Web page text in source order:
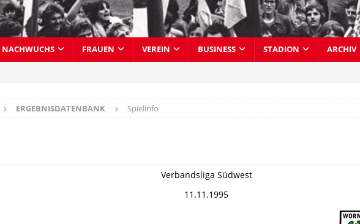
NACHWUCHS FRAUEN VEREIN BUSINESS STADION ARCHIV
ERGEBNISDATENBANK Spielinfo
Verbandsliga Südwest
11.11.1995